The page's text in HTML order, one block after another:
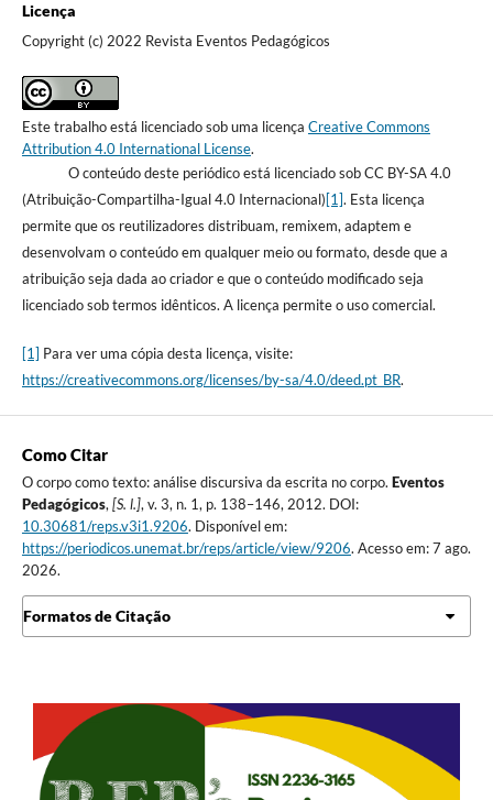
Licença
Copyright (c) 2022 Revista Eventos Pedagógicos
Este trabalho está licenciado sob uma licença Creative Commons
Attribution 4.0 International License.
O conteúdo deste periódico está licenciado sob CC BY-SA 4.0
(Atribuição-Compartilha-Igual 4.0 Internacional)[1]. Esta licença
permite que os reutilizadores distribuam, remixem, adaptem e
desenvolvam o conteúdo em qualquer meio ou formato, desde que a
atribuição seja dada ao criador e que o conteúdo modificado seja
licenciado sob termos idênticos. A licença permite o uso comercial.
[1] Para ver uma cópia desta licença, visite:
https://creativecommons.org/licenses/by-sa/4.0/deed.pt_BR.
Como Citar
O corpo como texto: análise discursiva da escrita no corpo. Eventos
Pedagógicos,[S. l.], v. 3, n. 1, p. 138–146, 2012. DOI:
10.30681/reps.v3i1.9206. Disponível em:
https://periodicos.unemat.br/reps/article/view/9206. Acesso em: 7 ago.
2026.
Formatos de Citação